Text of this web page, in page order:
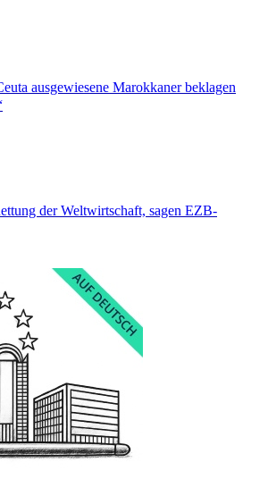
ausgewiesene Marokkaner beklagen
der Weltwirtschaft, sagen EZB-